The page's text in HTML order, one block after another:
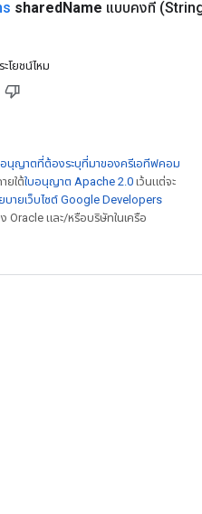
sharedName แบบคงที่
โยชน์ไหม
อนุญาตที่ต้องระบุที่มาของครีเอทีฟคอม
ยใต้ใบอนุญาต Apache 2.0 เว้นแต่จะ
บายเว็บไซต์ Google Developers
Oracle และ/หรือบริษัทในเครือ